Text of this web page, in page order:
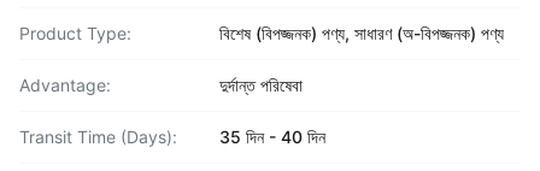
Product Type: বিশেষ (বিপজ্জনক) পণ্য, সাধারণ (অ-বিপজ্জনক) পণ্য
Advantage: দুর্দান্ত পরিষেবা
Transit Time (Days): 35 দিন - 40 দিন